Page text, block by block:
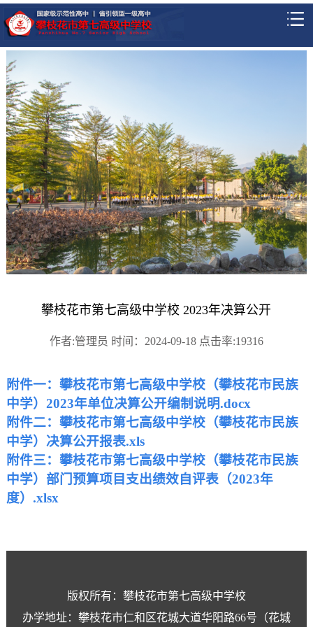
攀枝花市第七高级中学校 2023年决算公开
作者:管理员 时间：2024-09-18 点击率:19316
附件一： 攀枝花市第七高级中学校（攀枝花市民族
中学）2023年单位决算公开编制说明.docx
附件二： 攀枝花市第七高级中学校（攀枝花市民族
中学）决算公开报表.xls
附件三： 攀枝花市第七高级中学校（攀枝花市民族
中学）部门预算项目支出绩效自评表（2023年
度）.xlsx
版权所有：攀枝花市第七高级中学校
办学地址：攀枝花市仁和区花城大道华阳路66号（花城